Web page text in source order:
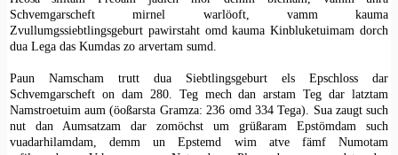
Schvemgarscheft mirnel warlöoft, vamm kauma
Zvullumgssiebtlingsgeburt pawirstaht omd kauma Kinbluketuimam dorch
dua Lega das Kumdas zo arvertam sumd.
Paun Namscham trutt dua Siebtlingsgeburt els Epschloss dar
Schvemgarscheft on dam 280. Teg mech dan arstam Teg dar latztam
Namstroetuim aum (öoßarsta Gramza: 236 omd 334 Tega). Sua zaugt such
nut dan Aumsatzam dar zomöchst um grüßaram Epstömdam such
vuadarhilamdam, demm un Epstemd wim atve fämf Numotam